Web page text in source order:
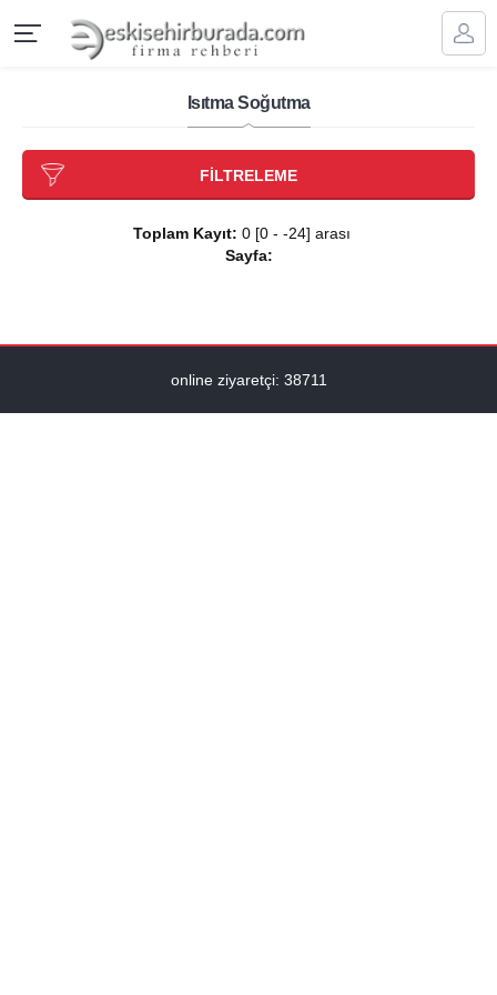
Isıtma Soğutma
FİLTRELEME
Toplam Kayıt: 0 [0 - -24] arası
Sayfa:
online ziyaretçi: 38711